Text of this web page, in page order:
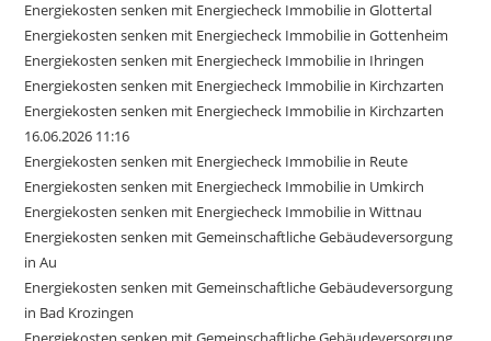
Energiekosten senken mit Energiecheck Immobilie in Glottertal
Energiekosten senken mit Energiecheck Immobilie in Gottenheim
Energiekosten senken mit Energiecheck Immobilie in Ihringen
Energiekosten senken mit Energiecheck Immobilie in Kirchzarten
Energiekosten senken mit Energiecheck Immobilie in Kirchzarten
16.06.2026 11:16
Energiekosten senken mit Energiecheck Immobilie in Reute
Energiekosten senken mit Energiecheck Immobilie in Umkirch
Energiekosten senken mit Energiecheck Immobilie in Wittnau
Energiekosten senken mit Gemeinschaftliche Gebäudeversorgung
in Au
Energiekosten senken mit Gemeinschaftliche Gebäudeversorgung
in Bad Krozingen